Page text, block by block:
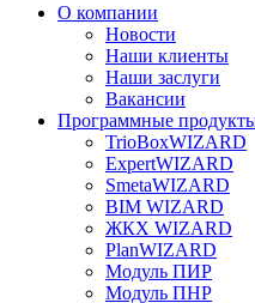
О компании
Новости
Наши клиенты
Наши заслуги
Вакансии
Программные
TrioBoxWIZARD
ExpertWIZARD
SmetaWIZARD
BIM WIZARD
ЖКХ WIZARD
PlanWIZARD
Модуль ПИР
Модуль ПНР